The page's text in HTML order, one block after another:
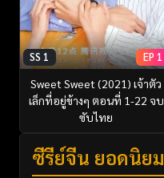
SS 1 EP 1
Sweet Sweet (2021) เจ้าตัว
เล็กที่อยู่ข้างๆ ตอนที่ 1-22 จบ
ซับไทย
ซีรี่ย์จีน ยอดนิยม